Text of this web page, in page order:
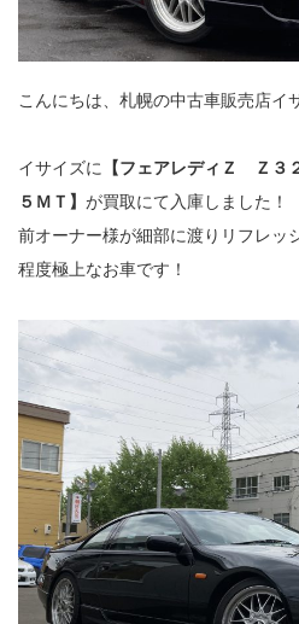
こんにちは、札幌の中古車販売店イ
イサイズに
【フェアレディＺ Ｚ３
５ＭＴ】 が買取にて入庫しました！
前オーナー様が細部に渡りリフレッ
程度極上なお車です！